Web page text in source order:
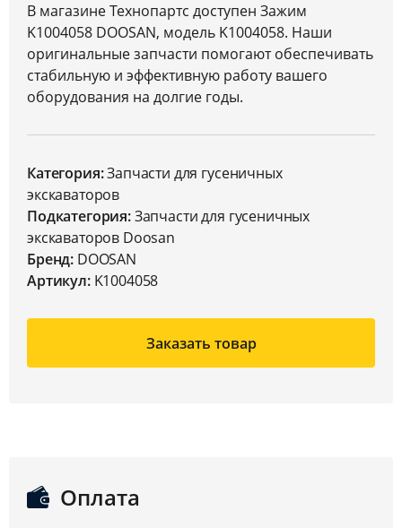
В магазине Технопартс доступен Зажим
K1004058 DOOSAN, модель K1004058. Наши
оригинальные запчасти помогают обеспечивать
стабильную и эффективную работу вашего
оборудования на долгие годы.
Категория:Запчасти для гусеничных
экскаваторов
Подкатегория:Запчасти для гусеничных
экскаваторов Doosan
Бренд: DOOSAN
Артикул:K1004058
Заказать товар
Оплата